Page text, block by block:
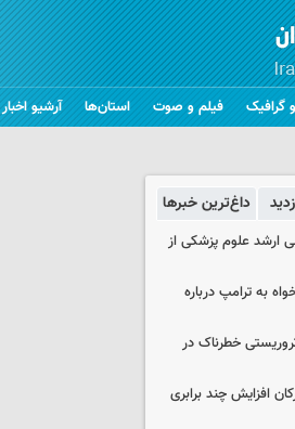
فیلم و صوت استان‌ها آرشیو اخبار
داغ‌ترین خبرها
ارشد علوم پزشکی از
به ترامپ درباره
خطرناک در
افزایش چند برابری